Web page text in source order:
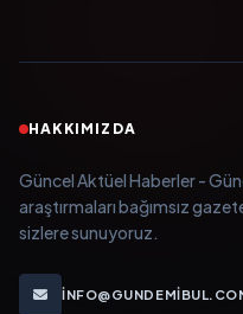
HAKKIMIZDA
Güncel Aktüel Haberler -
araştırmaları bağımsız
sizlere sunuyoruz.